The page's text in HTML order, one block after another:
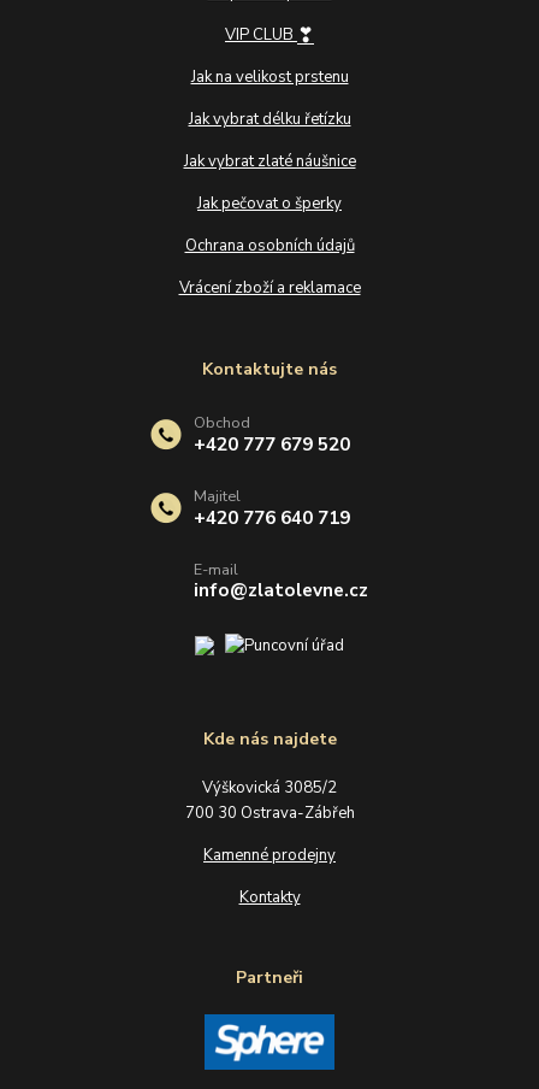
VIP CLUB ❣
Jak na velikost prstenu
Jak vybrat délku řetízku
Jak vybrat zlaté náušnice
Jak pečovat o šperky
Ochrana osobních údajů
Vrácení zboží a reklamace
Kde nás najdete
Výškovická 3085/2
700 30 Ostrava-Zábřeh
Kamenné prodejny
Kontakty
Partneři
Kontaktujte nás
Obchod
+420 777 679 520
Majitel
+420 776 640 719
E-mail
info@zlatolevne.cz